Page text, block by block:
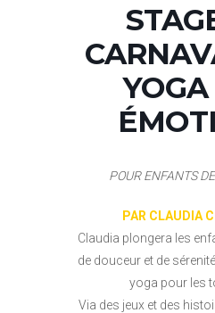
POUR ENFANTS
PAR CLAUDIA
Claudia plongera les
de douceur et de
yoga pour les
Via des jeux et des